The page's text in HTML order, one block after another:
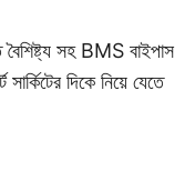
বৈশিষ্ট্য সহ BMS বাইপাস
দিকে নিয়ে যেতে